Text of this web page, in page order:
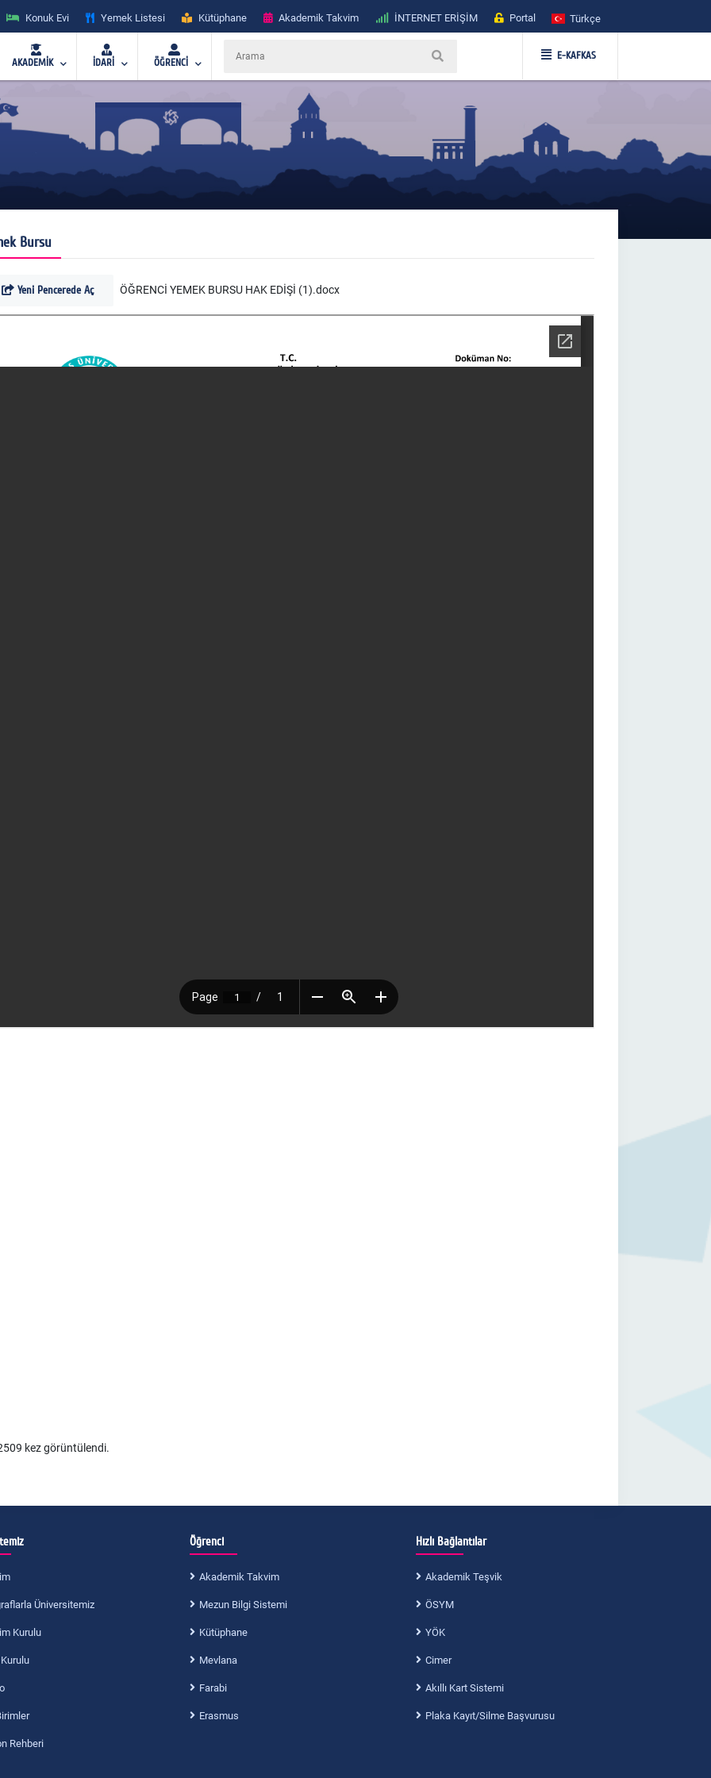
Konuk Evi Yemek Listesi Kütüphane Akademik Takvim İNTERNET ERİŞİM Portal Türkçe
AKADEMİK İDARİ ÖĞRENCİ
E-KAFKAS
Bursu
Yeni Pencerede Aç ÖĞRENCİ YEMEK BURSU HAK EDİŞİ (1).docx
kez görüntülendi.
Üniversitemiz
Kurulu
Rehberi
Öğrenci
Akademik Takvim
Mezun Bilgi Sistemi
Kütüphane
Mevlana
Farabi
Erasmus
Hızlı Bağlantılar
Akademik Teşvik
ÖSYM
YÖK
Cimer
Akıllı Kart Sistemi
Plaka Kayıt/Silme Başvurusu